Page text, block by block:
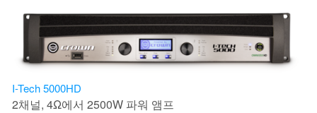
I-Tech 5000HD
2채널, 4Ω에서 2500W 파워 앰프